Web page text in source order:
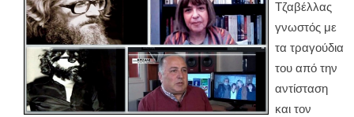
Τζαβέλλας
γνωστός με
τα τραγούδια
του από την
αντίσταση
και τον